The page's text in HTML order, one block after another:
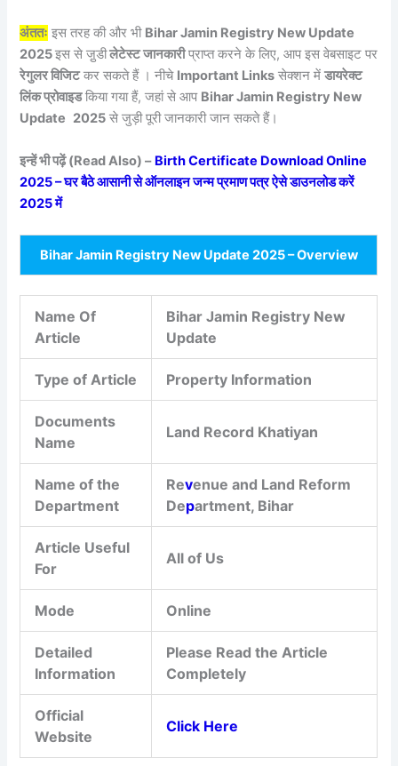
अंततः इस तरह की और भी Bihar Jamin Registry New Update
2025इस से जु़डीलेटेस्ट जानकारीप्राप्त करने के लिए, आप इस वेबसाइट पर
रेगुलर विजिटकर सकते हैं । नीचे Important Links सेक्शन मेंडायरेक्ट
लिंक प्रोवाइडकिया गया हैं, जहां से आप Bihar Jamin Registry New
Update 2025 से जुड़ी पूरी जानकारी जान सकते हैं।
इन्हें भी पढ़ें (Read Also) – Birth Certificate Download Online
2025 – घर बैठे आसानी से ऑनलाइन जन्म प्रमाण पत्र ऐसे डाउनलोड करें
2025 में
Bihar Jamin Registry New Update 2025 – Overview
Name Of
Article
Bihar Jamin Registry New
Update
Type of Article Property Information
Documents
Name
Land Record Khatiyan
Name of the
Department
Revenue and Land Reform
Department, Bihar
Article Useful
For
All of Us
Mode Online
Detailed
Information
Please Read the Article
Completely
Official
Website
Click Here